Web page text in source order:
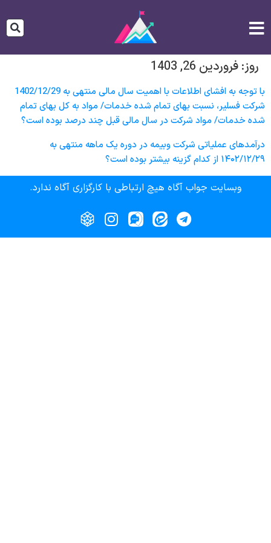
روز: فروردین 26, 1403
با توجه به افشای اطلاعات با اهمیت سال مالی منتهی به 1402/12/29
شرکت فسلير، نسبت بهای تمام شده خدمات/ مواد به كل بهای تمام
شده خدمات/ مواد شركت در سال مالی قبل چند درصد بوده است؟
درآمدهای عملياتی شرکت وبيمه در دوره يک ماهه منتهی به
۱۴۰۲/۱۲/۲۹ از کدام گزینه بیشتر بوده است؟
وبسایت جواب آگاه هیچ ارتباطی با کارگزاری آگاه ندارد.